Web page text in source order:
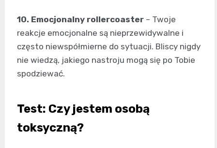
10. Emocjonalny rollercoaster – Twoje
reakcje emocjonalne są nieprzewidywalne i
często niewspółmierne do sytuacji. Bliscy nigdy
nie wiedzą, jakiego nastroju mogą się po Tobie
spodziewać.
Test: Czy jestem osobą
toksyczną?